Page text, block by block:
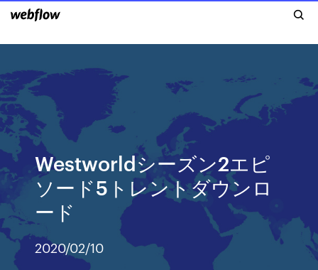
Westworldシーズン2エピ
ソード5トレントダウンロ
ード
2020/02/10